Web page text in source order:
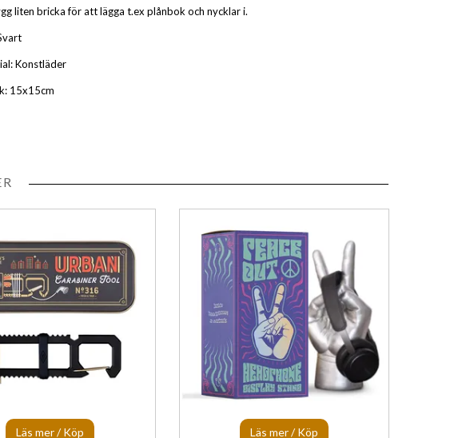
liten bricka för att lägga t.ex plånbok och nycklar i.
Konstläder
15x15cm
Läs mer / Köp Läs mer / Köp